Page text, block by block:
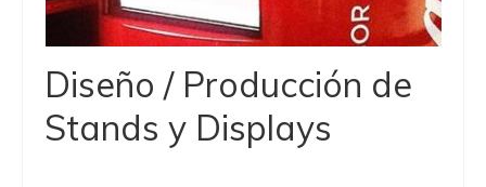
Diseño / Producción de
Stands y Displays